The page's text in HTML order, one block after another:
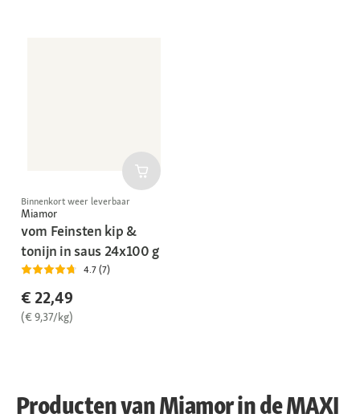
Binnenkort weer leverbaar
Miamor
vom Feinsten kip &
tonijn in saus 24x100 g
4.7 (7)
€ 22,49
(€ 9,37/kg)
Producten van Miamor in de MAXI